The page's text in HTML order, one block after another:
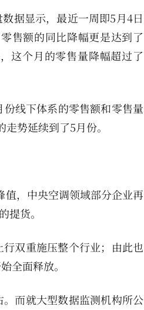
据显示，最近一周即5月4日
售额的同比降幅更是达到了
这个月的零售量降幅超过了
线下体系的零售额和零售量
势延续到了5月份。
，中央空调领域部分企业再
货。
双重施压整个行业；由此也
全面释放。
而就大型数据监测机构所公